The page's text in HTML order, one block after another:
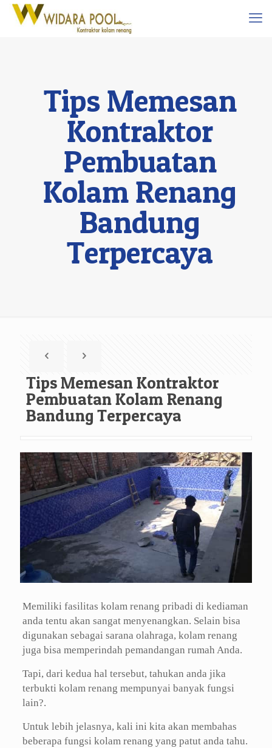
Tips Memesan
Kontraktor
Pembuatan
Kolam Renang
Bandung
Terpercaya
Tips Memesan Kontraktor
Pembuatan Kolam Renang
Bandung Terpercaya
Memiliki fasilitas kolam renang pribadi di kediaman
anda tentu akan sangat menyenangkan. Selain bisa
digunakan sebagai sarana olahraga, kolam renang
juga bisa memperindah pemandangan rumah Anda.
Tapi, dari kedua hal tersebut, tahukan anda jika
terbukti kolam renang mempunyai banyak fungsi
lain?.
Untuk lebih jelasnya, kali ini kita akan membahas
beberapa fungsi kolam renang yang patut anda tahu.